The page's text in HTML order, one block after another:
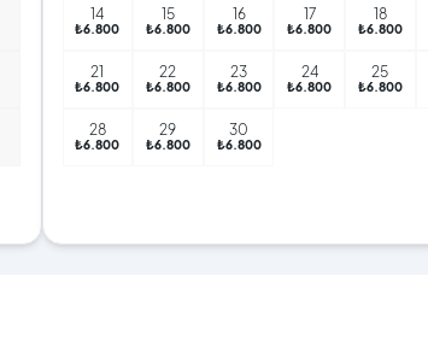
14
₺6.800
15
₺6.800
16
₺6.800
17
₺6.800
18
₺6.800
21
₺6.800
22
₺6.800
23
₺6.800
24
₺6.800
25
₺6.800
28
₺6.800
29
₺6.800
30
₺6.800